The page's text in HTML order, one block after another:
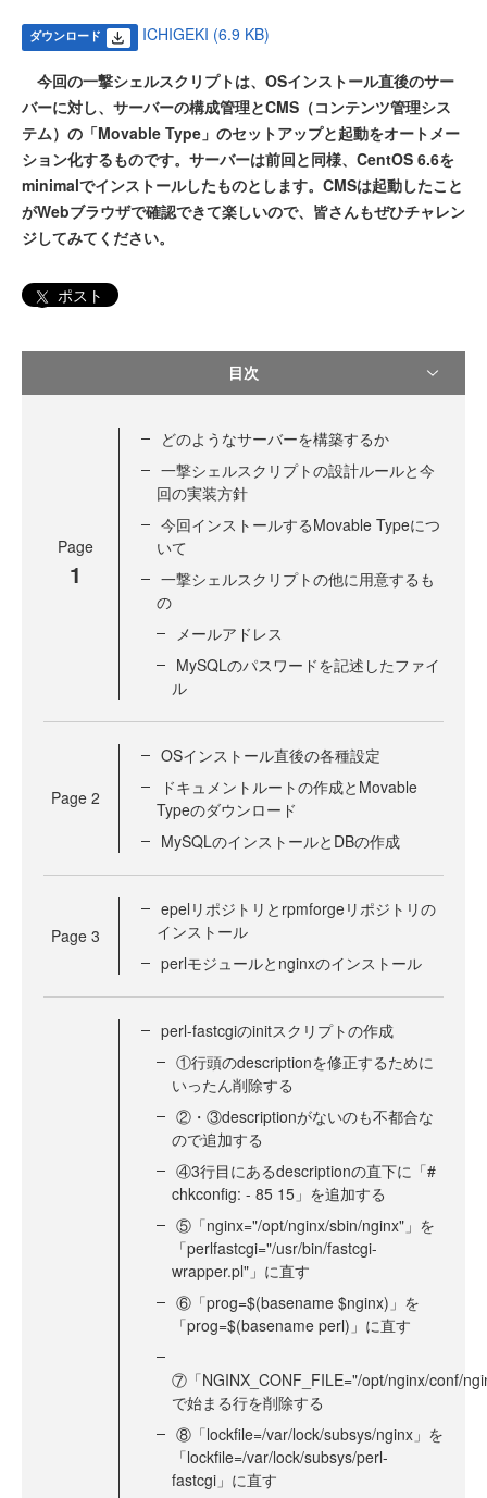
ダウンロード ICHIGEKI (6.9 KB)
今回の一撃シェルスクリプトは、OSインストール直後のサー
バーに対し、サーバーの構成管理とCMS（コンテンツ管理シス
テム）の「Movable Type」のセットアップと起動をオートメー
ション化するものです。サーバーは前回と同様、CentOS 6.6を
minimalでインストールしたものとします。CMSは起動したこと
がWebブラウザで確認できて楽しいので、皆さんもぜひチャレン
ジしてみてください。
ポスト
目次
Page
1
どのようなサーバーを構築するか
一撃シェルスクリプトの設計ルールと今
回の実装方針
今回インストールするMovable Typeにつ
いて
一撃シェルスクリプトの他に用意するも
の
メールアドレス
MySQLのパスワードを記述したファイ
ル
Page 2
OSインストール直後の各種設定
ドキュメントルートの作成とMovable
Typeのダウンロード
MySQLのインストールとDBの作成
Page 3
epelリポジトリとrpmforgeリポジトリの
インストール
perlモジュールとnginxのインストール
perl-fastcgiのinitスクリプトの作成
①行頭のdescriptionを修正するために
いったん削除する
②・③descriptionがないのも不都合な
ので追加する
④3行目にあるdescriptionの直下に「#
chkconfig: - 85 15」を追加する
⑤「nginx="/opt/nginx/sbin/nginx"」を
「perlfastcgi="/usr/bin/fastcgi-
wrapper.pl"」に直す
⑥「prog=$(basename $nginx)」を
「prog=$(basename perl)」に直す
⑦「NGINX_CONF_FILE="/opt/nginx/conf/
で始まる行を削除する
⑧「lockfile=/var/lock/subsys/nginx」を
「lockfile=/var/lock/subsys/perl-
fastcgi」に直す